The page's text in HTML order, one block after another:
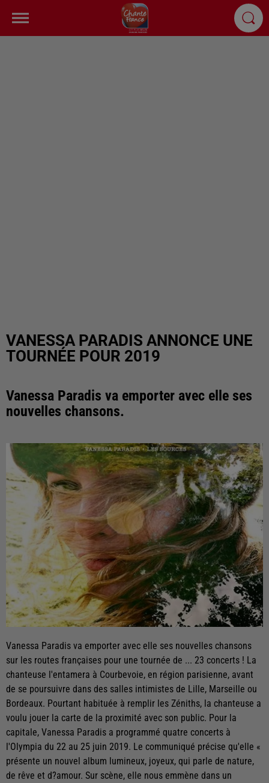
VANESSA PARADIS ANNONCE UNE
TOURNÉE POUR 2019
Vanessa Paradis va emporter avec elle ses
nouvelles chansons.
Vanessa Paradis va emporter avec elle ses nouvelles chansons
sur les routes françaises pour une tournée de ... 23 concerts ! La
chanteuse l'entamera à Courbevoie, en région parisienne, avant
de se poursuivre dans des salles intimistes de Lille, Marseille ou
Bordeaux. Pourtant habituée à remplir les Zéniths, la chanteuse a
voulu jouer la carte de la proximité avec son public. Pour la
capitale, Vanessa Paradis a programmé quatre concerts à
l'Olympia du 22 au 25 juin 2019. Le communiqué précise qu'elle «
présente un nouvel album lumineux, joyeux, qui parle de nature,
de rêve et d?amour. Sur scène, elle nous emmène dans un